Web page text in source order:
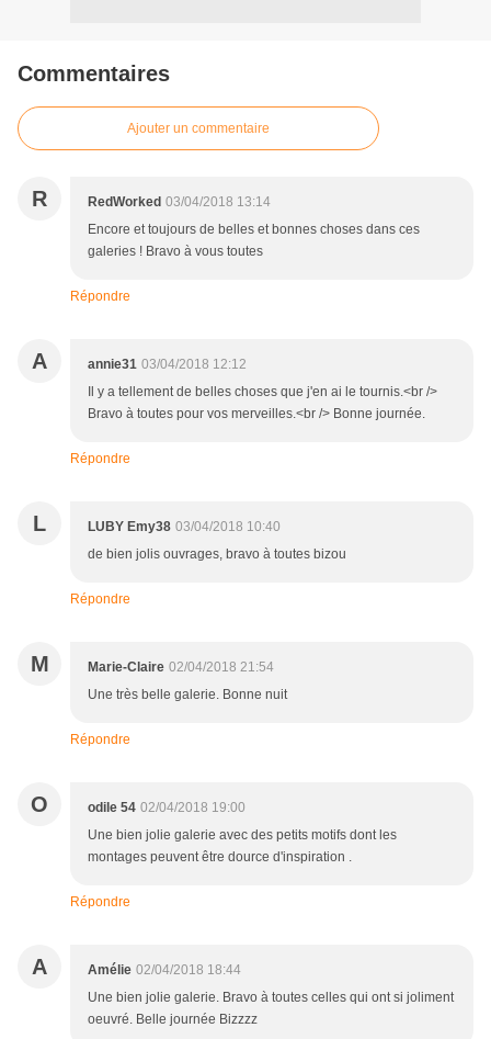
Commentaires
Ajouter un commentaire
R RedWorked 03/04/2018 13:14
Encore et toujours de belles et bonnes choses dans ces
galeries ! Bravo à vous toutes
Répondre
A annie31 03/04/2018 12:12
Il y a tellement de belles choses que j'en ai le tournis.<br />
Bravo à toutes pour vos merveilles.<br /> Bonne journée.
Répondre
L LUBY Emy38 03/04/2018 10:40
de bien jolis ouvrages, bravo à toutes bizou
Répondre
M Marie-Claire 02/04/2018 21:54
Une très belle galerie. Bonne nuit
Répondre
O odile 54 02/04/2018 19:00
Une bien jolie galerie avec des petits motifs dont les
montages peuvent être dource d'inspiration .
Répondre
A Amélie 02/04/2018 18:44
Une bien jolie galerie. Bravo à toutes celles qui ont si joliment
oeuvré. Belle journée Bizzzz